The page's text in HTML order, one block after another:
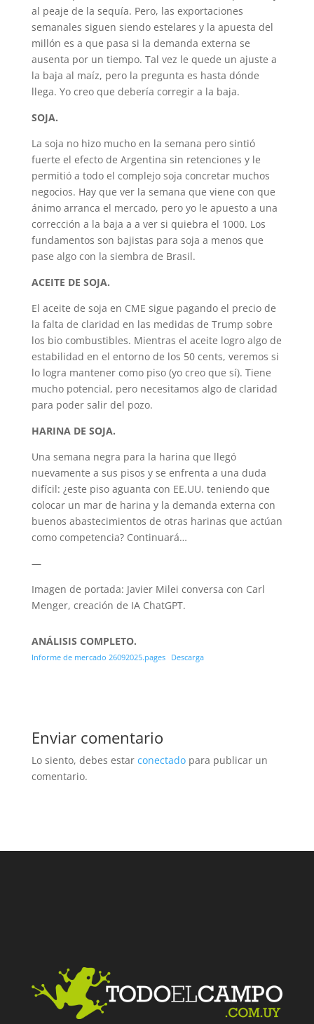
al peaje de la sequía. Pero, las exportaciones
semanales siguen siendo estelares y la apuesta del
millón es a que pasa si la demanda externa se
ausenta por un tiempo. Tal vez le quede un ajuste a
la baja al maíz, pero la pregunta es hasta dónde
llega. Yo creo que debería corregir a la baja.
SOJA.
La soja no hizo mucho en la semana pero sintió
fuerte el efecto de Argentina sin retenciones y le
permitió a todo el complejo soja concretar muchos
negocios. Hay que ver la semana que viene con que
ánimo arranca el mercado, pero yo le apuesto a una
corrección a la baja a a ver si quiebra el 1000. Los
fundamentos son bajistas para soja a menos que
pase algo con la siembra de Brasil.
ACEITE DE SOJA.
El aceite de soja en CME sigue pagando el precio de
la falta de claridad en las medidas de Trump sobre
los bio combustibles. Mientras el aceite logro algo de
estabilidad en el entorno de los 50 cents, veremos si
lo logra mantener como piso (yo creo que sí). Tiene
mucho potencial, pero necesitamos algo de claridad
para poder salir del pozo.
HARINA DE SOJA.
Una semana negra para la harina que llegó
nuevamente a sus pisos y se enfrenta a una duda
difícil: ¿este piso aguanta con EE.UU. teniendo que
colocar un mar de harina y la demanda externa con
buenos abastecimientos de otras harinas que actúan
como competencia? Continuará…
—
Imagen de portada: Javier Milei conversa con Carl
Menger, creación de IA ChatGPT.
ANÁLISIS COMPLETO.
Informe de mercado 26092025.pages Descarga
Enviar comentario
Lo siento, debes estar conectadopara publicar un
comentario.
Facebook